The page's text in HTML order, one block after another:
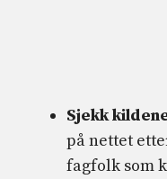
Sjekk
på nettet
fagfolk som